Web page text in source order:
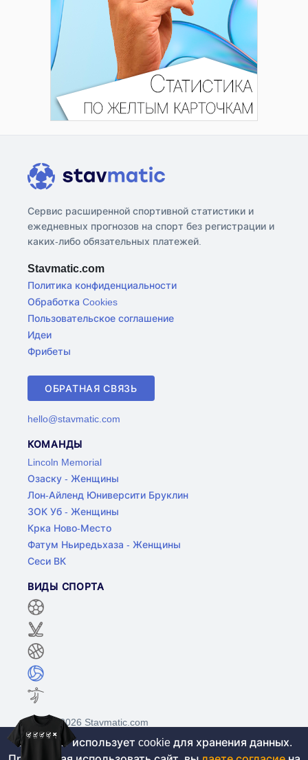
Сервис расширенной спортивной статистики и
ежедневных прогнозов на спорт без регистрации и
каких-либо обязательных платежей.
Stavmatic.com
Политика конфиденциальности
Обработка Cookies
Пользовательское соглашение
Идеи
Фрибеты
ОБРАТНАЯ СВЯЗЬ
hello@stavmatic.com
КОМАНДЫ
Lincoln Memorial
Озаску - Женщины
Лон-Айленд Юниверсити Бруклин
ЗОК Уб - Женщины
Крка Ново-Место
Фатум Ньиредьхаза - Женщины
Сеси ВК
ВИДЫ СПОРТА
©2017-2026 Stavmatic.com
Этот сайт использует cookie для хранения данных.